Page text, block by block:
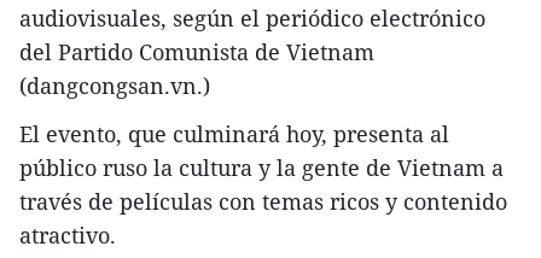
audiovisuales, según el periódico electrónico
del Partido Comunista de Vietnam
(dangcongsan.vn.)
El evento, que culminará hoy, presenta al
público ruso la cultura y la gente de Vietnam a
través de películas con temas ricos y contenido
atractivo.